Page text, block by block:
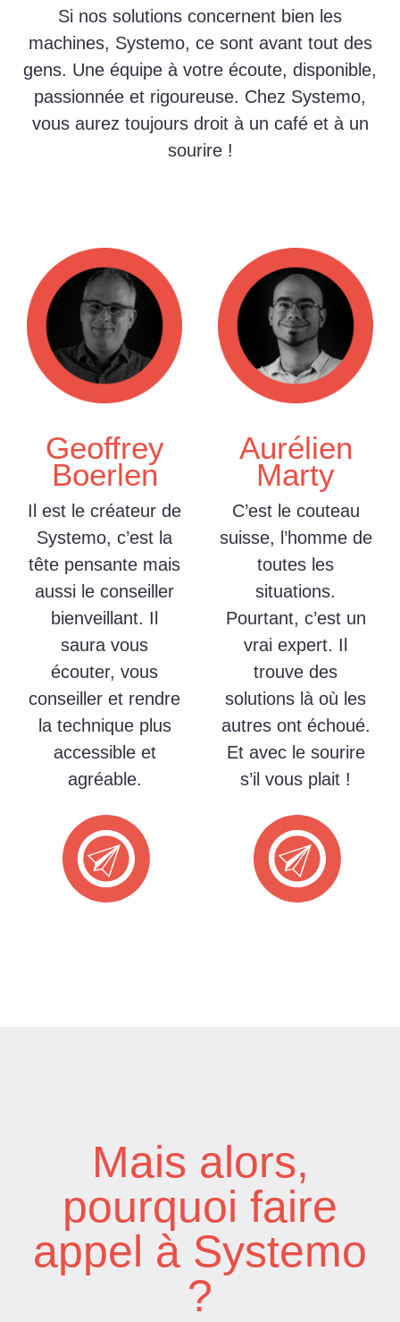
Si nos solutions concernent bien les
machines, Systemo, ce sont avant tout des
gens. Une équipe à votre écoute, disponible,
passionnée et rigoureuse. Chez Systemo,
vous aurez toujours droit à un café et à un
sourire !
Geoffrey
Boerlen
Il est le créateur de
Systemo, c’est la
tête pensante mais
aussi le conseiller
bienveillant. Il
saura vous
écouter, vous
conseiller et rendre
la technique plus
accessible et
agréable.
Aurélien
Marty
C’est le couteau
suisse, l’homme de
toutes les
situations.
Pourtant, c’est un
vrai expert. Il
trouve des
solutions là où les
autres ont échoué.
Et avec le sourire
s’il vous plait !
Mais alors,
pourquoi faire
appel à Systemo
?